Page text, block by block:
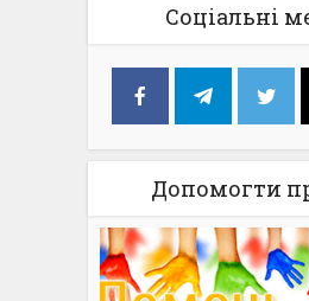
Соціальні
Допомогти